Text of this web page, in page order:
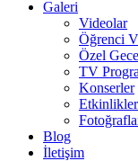
Galeri
Videolar
Öğrenci
Özel
TV
Konserler
Etkinlikler
Blog
İletişim